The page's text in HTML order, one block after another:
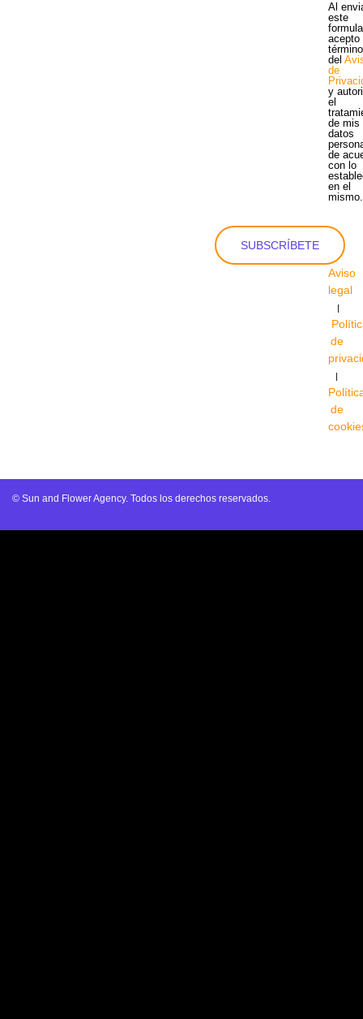
Al
este
acepto
del
de
y
el
de mis
datos
de
con lo
en el
mismo.
SUBSCRÍBETE
Aviso
legal
|
de
|
de
© Sun and Flower Agency. Todos los derechos reservados.